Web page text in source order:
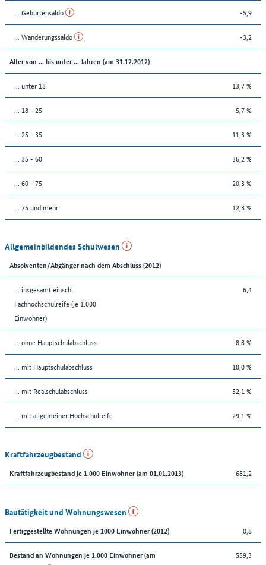
... Geburtensaldo -5,9
... Wanderungssaldo -3,2
Alter von ... bis unter ... Jahren (am 31.12.2012)
... unter 18 13,7 %
... 18 - 25 5,7 %
... 25 - 35 11,3 %
... 35 - 60 36,2 %
... 60 - 75 20,3 %
... 75 und mehr 12,8 %
Allgemeinbildendes Schulwesen
Absolventen/Abgänger nach dem Abschluss (2012)
... insgesamt einschl.
Fachhochschulreife (je 1.000
Einwohner)
6,4
... ohne Hauptschulabschluss 8,8 %
... mit Hauptschulabschluss 10,0 %
... mit Realschulabschluss 52,1 %
... mit allgemeiner Hochschulreife 29,1 %
Kraftfahrzeugbestand
Kraftfahrzeugbestand je 1.000 Einwohner (am 01.01.2013) 681,2
Bautätigkeit und Wohnungswesen
Fertiggestellte Wohnungen je 1000 Einwohner (2012) 0,8
Bestand an Wohnungen je 1.000 Einwohner (am
559,3